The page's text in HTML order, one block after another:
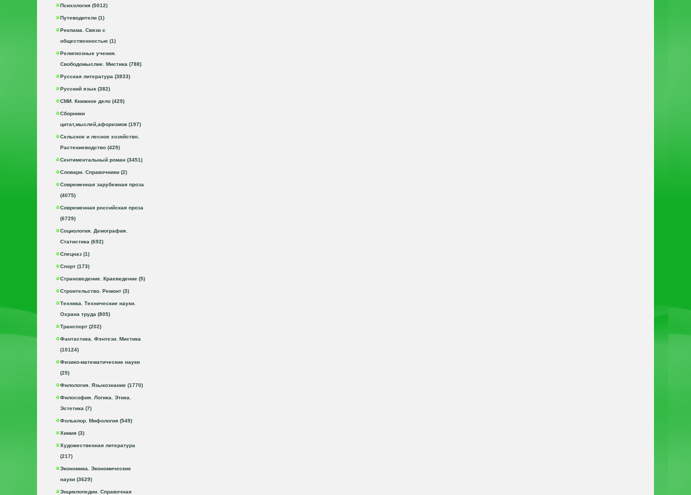
Психология (5012)
Путеводители (1)
Реклама. Связи с
общественностью (1)
Религиозные учения.
Свободомыслие. Мистика (788)
Русская литература (3833)
Русский язык (382)
СМИ. Книжное дело (429)
Сборники
цитат,мыслей,афоризмов (197)
Сельское и лесное хозяйство.
Растениеводство (429)
Сентиментальный роман (3451)
Словари. Справочники (2)
Современная зарубежная проза
(4075)
Современная российская проза
(6729)
Социология. Демография.
Статистика (692)
Спецназ (1)
Спорт (173)
Страноведение. Краеведение (5)
Строительство. Ремонт (3)
Техника. Технические науки.
Охрана труда (805)
Транспорт (202)
Фантастика. Фэнтези. Мистика
(10124)
Физико-математические науки
(25)
Филология. Языкознание (1770)
Философия. Логика. Этика.
Эстетика (7)
Фольклор. Мифология (549)
Химия (3)
Художественная литература
(217)
Экономика. Экономические
науки (3629)
Энциклопедии. Справочная